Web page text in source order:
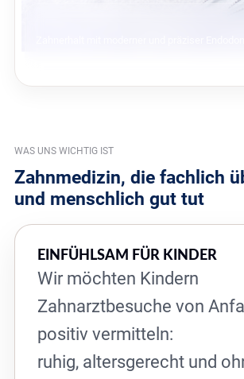
WAS UNS WICHTIG IST
Zahnmedizin, die fachlich
und menschlich gut tut
EINFÜHLSAM FÜR KINDER
Wir möchten Kindern
Zahnarztbesuche von
positiv vermitteln:
ruhig, altersgerecht und